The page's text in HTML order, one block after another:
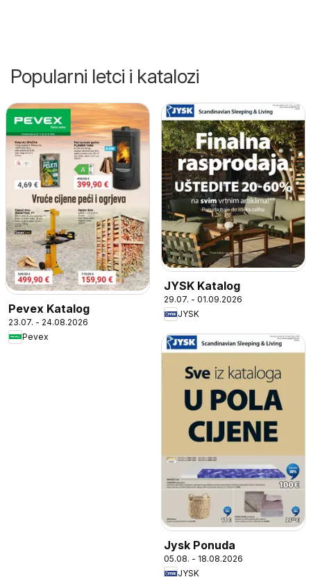
Popularni letci i katalozi
Pevex Katalog
23.07. - 24.08.2026
Pevex
JYSK Katalog
29.07. - 01.09.2026
JYSK
Jysk Ponuda
05.08. - 18.08.2026
JYSK